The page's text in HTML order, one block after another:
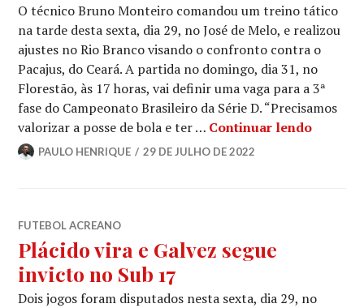
O técnico Bruno Monteiro comandou um treino tático
na tarde desta sexta, dia 29, no José de Melo, e realizou
ajustes no Rio Branco visando o confronto contra o
Pacajus, do Ceará. A partida no domingo, dia 31, no
Florestão, às 17 horas, vai definir uma vaga para a 3ª
fase do Campeonato Brasileiro da Série D. “Precisamos
valorizar a posse de bola e ter … Continuar lendo
PAULO HENRIQUE 29 DE JULHO DE 2022
FUTEBOL ACREANO
Plácido vira e Galvez segue
invicto no Sub 17
Dois jogos foram disputados nesta sexta, dia 29, no